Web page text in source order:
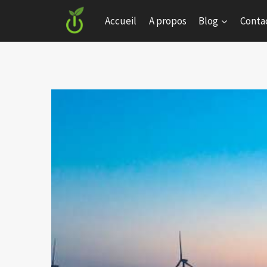
content
Accueil A propos Blog